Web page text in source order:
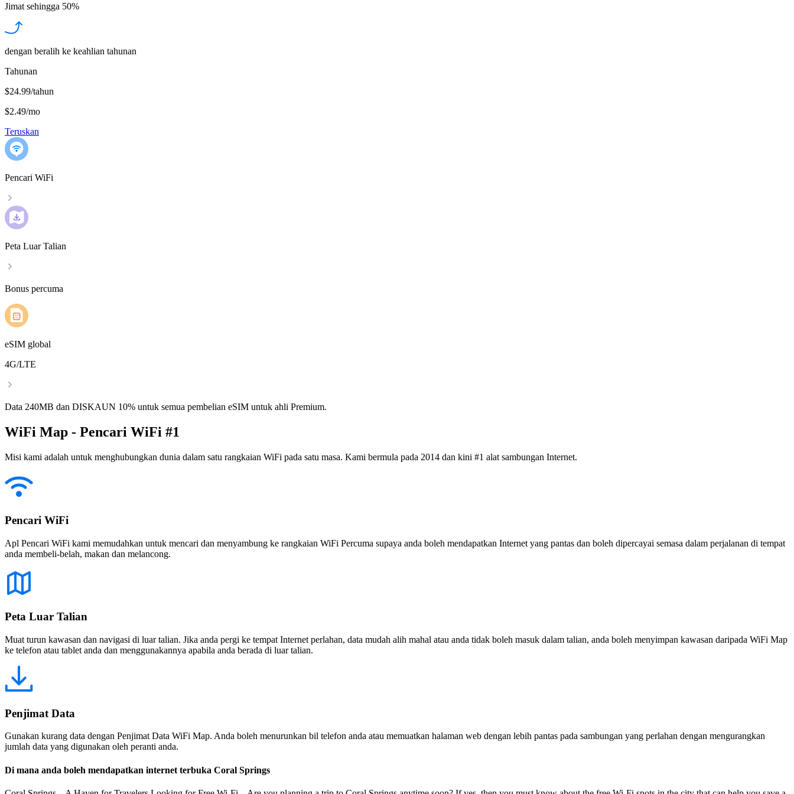
Jimat sehingga 50%
dengan beralih ke keahlian tahunan
Tahunan
$24.99/tahun
$2.49/mo
Teruskan
Pencari WiFi
Peta Luar Talian
Bonus percuma
eSIM global
4G/LTE
Data 240MB dan DISKAUN 10% untuk semua pembelian eSIM untuk ahli Premium.
WiFi Map - Pencari WiFi #1
Misi kami adalah untuk menghubungkan dunia dalam satu rangkaian WiFi pada satu masa. Kami bermula pada 2014 dan kini #1 alat sambungan Internet.
Pencari WiFi
Apl Pencari WiFi kami memudahkan untuk mencari dan menyambung ke rangkaian WiFi Percuma supaya anda boleh mendapatkan Internet yang pantas dan boleh dipercayai semasa dalam perjalanan di tempat
anda membeli-belah, makan dan melancong.
Peta Luar Talian
Muat turun kawasan dan navigasi di luar talian. Jika anda pergi ke tempat Internet perlahan, data mudah alih mahal atau anda tidak boleh masuk dalam talian, anda boleh menyimpan kawasan daripada WiFi Map
ke telefon atau tablet anda dan menggunakannya apabila anda berada di luar talian.
Penjimat Data
Gunakan kurang data dengan Penjimat Data WiFi Map. Anda boleh menurunkan bil telefon anda atau memuatkan halaman web dengan lebih pantas pada sambungan yang perlahan dengan mengurangkan
jumlah data yang digunakan oleh peranti anda.
Di mana anda boleh mendapatkan internet terbuka Coral Springs